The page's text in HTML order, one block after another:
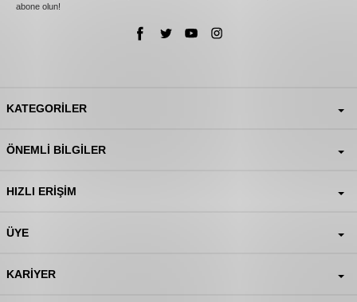
abone olun!
KATEGORILER
ÖNEMLI BILGILER
HIZLI ERIŞIM
ÜYE
KARIYER